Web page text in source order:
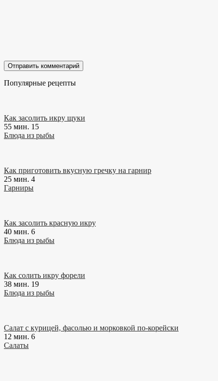
Популярные рецепты
Как засолить икру щуки
55 мин. 15
Блюда из рыбы
Как приготовить вкусную гречку на гарнир
25 мин. 4
Гарниры
Как засолить красную икру
40 мин. 6
Блюда из рыбы
Как солить икру форели
38 мин. 19
Блюда из рыбы
Салат с курицей, фасолью и морковкой по-корейски
12 мин. 6
Салаты